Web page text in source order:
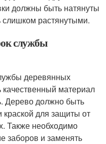
должны быть натянуты
растянутыми.
службы
деревянных
материал
Дерево должно быть
для защиты от
Также необходимо
заборов и заменять